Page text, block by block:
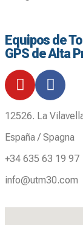
Equipos de
GPS de Alta
12526. La
España / Spagna
+34 635 63 19 97
info@utm30.com